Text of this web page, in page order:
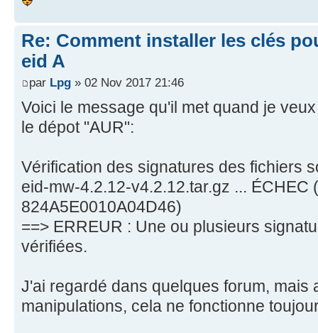
Re: Comment installer les clés
eid A
par Lpg » 02 Nov 2017 21:46
Voici le message qu'il met quand je
le dépot "AUR":
Vérification des signatures des fichiers
eid-mw-4.2.12-v4.2.12.tar.gz ... ÉCHEC
824A5E0010A04D46)
==> ERREUR : Une ou plusieurs
vérifiées.
J'ai regardé dans quelques forum, mais
manipulations, cela ne fonctionne